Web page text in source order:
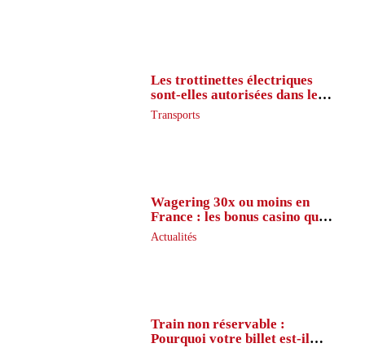
Les trottinettes électriques
sont-elles autorisées dans le
métro ?
Transports
Wagering 30x ou moins en
France : les bonus casino que
peu de joueurs connaissent
vraiment
Actualités
Train non réservable :
Pourquoi votre billet est-il